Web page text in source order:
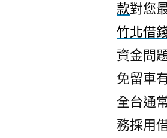
款對您
竹北借
資金問
免留車
全台通
務採用